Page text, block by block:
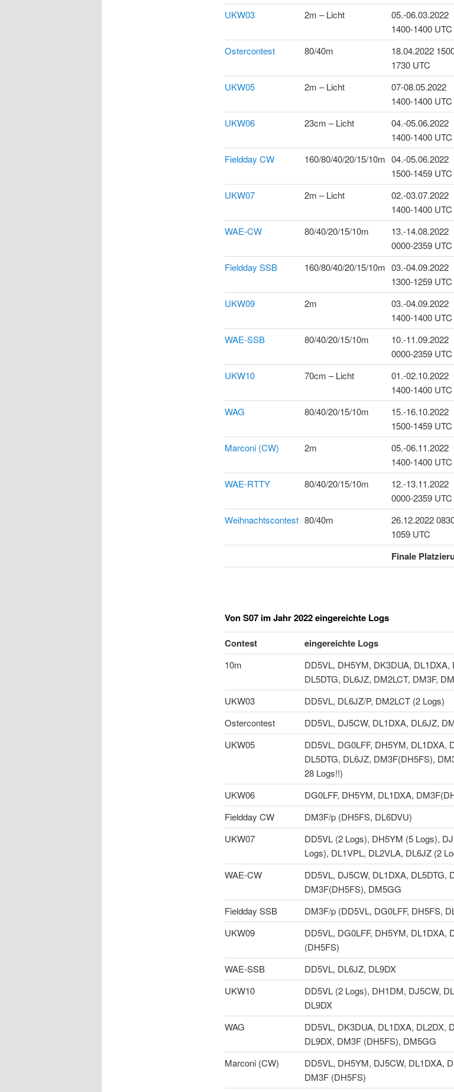
UKW03 2m – Licht
05.-06.03.2022
1400-1400 UTC
Ostercontest 80/40m
18.04.2022
1730 UTC
UKW05 2m – Licht
07-08.05.2022
1400-1400 UTC
UKW06 23cm – Licht
04.-05.06.2022
1400-1400 UTC
Fieldday CW 160/80/40/20/15/10m 04.-05.06.2022
1500-1459 UTC
UKW07 2m – Licht
02.-03.07.2022
1400-1400 UTC
WAE-CW 80/40/20/15/10m
13.-14.08.2022
0000-2359 UTC
Fieldday SSB 160/80/40/20/15/10m 03.-04.09.2022
1300-1259 UTC
UKW09 2m
03.-04.09.2022
1400-1400 UTC
WAE-SSB 80/40/20/15/10m
10.-11.09.2022
0000-2359 UTC
UKW10 70cm – Licht
01.-02.10.2022
1400-1400 UTC
WAG 80/40/20/15/10m
15.-16.10.2022
1500-1459 UTC
Marconi (CW) 2m
05.-06.11.2022
1400-1400 UTC
WAE-RTTY 80/40/20/15/10m
12.-13.11.2022
0000-2359 UTC
Weihnachtscontest 80/40m
26.12.2022
1059 UTC
Finale
Von S07 im Jahr 2022 eingereichte Logs
Contest
eingereichte Logs
10m
DD5VL, DH5YM, DK3DUA, DL1DXA,
DL5DTG, DL6JZ, DM2LCT, DM3F,
UKW03
DD5VL, DL6JZ/P, DM2LCT (2 Logs)
Ostercontest
DD5VL, DJ5CW, DL1DXA, DL6JZ,
UKW05
DD5VL, DG0LFF, DH5YM, DL1DXA,
DL5DTG, DL6JZ, DM3F(DH5FS),
28 Logs!!)
UKW06
DG0LFF, DH5YM, DL1DXA,
Fieldday CW
DM3F/p (DH5FS, DL6DVU)
UKW07
DD5VL (2 Logs), DH5YM (5 Logs),
Logs), DL1VPL, DL2VLA, DL6JZ (2
WAE-CW
DD5VL, DJ5CW, DL1DXA, DL5DTG,
DM3F(DH5FS), DM5GG
Fieldday SSB
DM3F/p (DD5VL, DG0LFF, DH5FS,
UKW09
DD5VL, DG0LFF, DH5YM, DL1DXA,
(DH5FS)
WAE-SSB
DD5VL, DL6JZ, DL9DX
UKW10
DD5VL (2 Logs), DH1DM, DJ5CW,
DL9DX
WAG
DD5VL, DK3DUA, DL1DXA, DL2DX,
DL9DX, DM3F (DH5FS), DM5GG
Marconi (CW)
DD5VL, DH5YM, DJ5CW, DL1DXA,
DM3F (DH5FS)